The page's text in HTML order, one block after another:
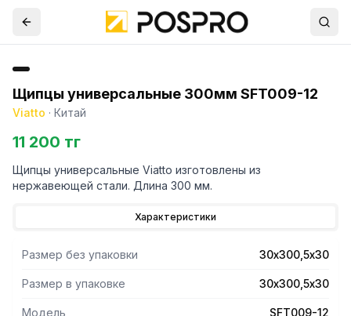
Щипцы универсальные 300мм SFT009-12
Viatto · Китай
11 200 тг
Щипцы универсальные Viatto изготовлены из
нержавеющей стали. Длина 300 мм.
Характеристики
Размер без упаковки 30х300,5х30
Размер в упаковке 30х300,5х30
Модель SFT009-12